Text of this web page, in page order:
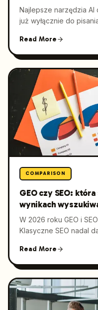
Najlepsze narzędzia AI
już wyłącznie do
AI cytują Twoją markę.
na co zwrócić uwagę
tym wszystkim mieści
Read More
COMPARISON
GEO czy SEO:
wynikach
W 2026 roku GEO i
Klasyczne SEO nadal
pojawiać się w
Overviews. Najlepsze
Read More